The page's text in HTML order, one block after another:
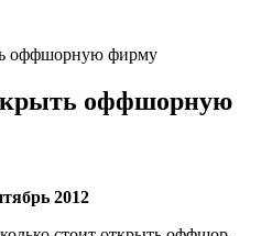
оффшорную фирму
оффшорную
2012